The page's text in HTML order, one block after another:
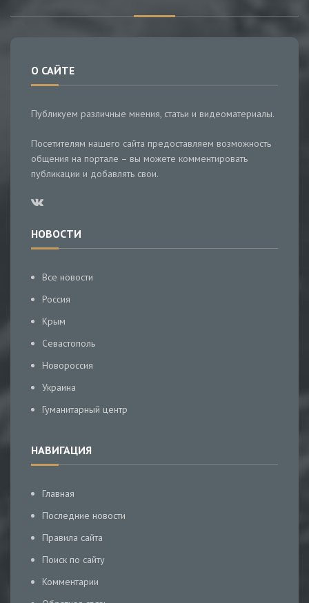
О САЙТЕ
Публикуем различные мнения, статьи и видеоматериалы.
Посетителям нашего сайта предоставляем возможность
общения на портале – вы можете комментировать
публикации и добавлять свои.
НОВОСТИ
Все новости
Россия
Крым
Севастополь
Новороссия
Украина
Гуманитарный центр
НАВИГАЦИЯ
Главная
Последние новости
Правила сайта
Поиск по сайту
Комментарии